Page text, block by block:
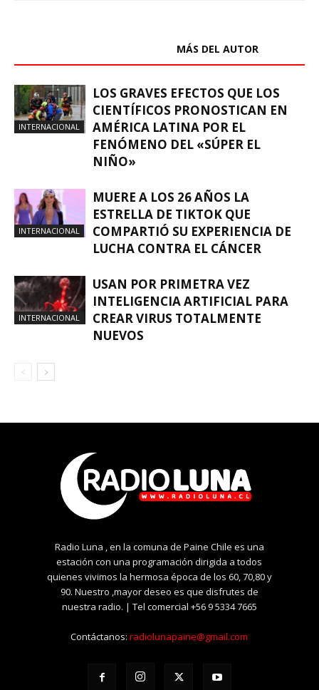
MÁS DEL AUTOR
INTERNACIONAL
LOS GRAVES EFECTOS QUE LOS
CIENTÍFICOS PRONOSTICAN EN
AMÉRICA LATINA POR EL
FENÓMENO DEL «SÚPER EL
NIÑO»
INTERNACIONAL
MUERE A LOS 26 AÑOS LA
ESTRELLA DE TIKTOK QUE
COMPARTIÓ SU EXPERIENCIA DE
LUCHA CONTRA EL CÁNCER
INTERNACIONAL
USAN POR PRIMETRA VEZ
INTELIGENCIA ARTIFICIAL PARA
CREAR VIRUS TOTALMENTE
NUEVOS
Radio Luna , en la comuna de Paine Chile es una
estación con una programación dirigida a todos
quienes vivimos la hermosa época de los 60, 70,80 y
90. Nuestro ,mayor deseo es que disfrutes de
nuestra radio. | Tel comercial +56 9 5334 7665
Contáctanos:radiolunapaine@gmail.com